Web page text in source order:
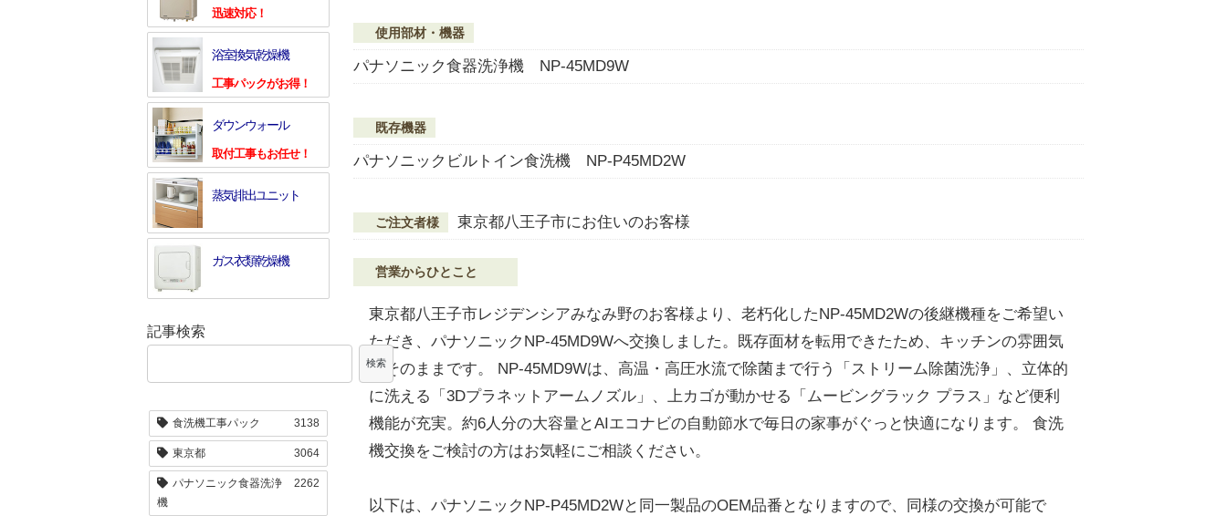
使用部材・機器
パナソニック食器洗浄機 NP-45MD9W
既存機器
パナソニックビルトイン食洗機 NP-P45MD2W
ご注文者様 東京都八王子市にお住いのお客様
営業からひとこと
東京都八王子市レジデンシアみなみ野のお客様より、老朽化したNP-45MD2Wの後継機種をご希望い
ただき、パナソニックNP-45MD9Wへ交換しました。既存面材を転用できたため、キッチンの雰囲気
はそのままです。 NP-45MD9Wは、高温・高圧水流で除菌まで行う「ストリーム除菌洗浄」、立体的
に洗える「3Dプラネットアームノズル」、上カゴが動かせる「ムービングラック プラス」など便利
機能が充実。約6人分の大容量とAIエコナビの自動節水で毎日の家事がぐっと快適になります。 食洗
機交換をご検討の方はお気軽にご相談ください。
以下は、パナソニックNP-P45MD2Wと同一製品のOEM品番となりますので、同様の交換が可能で
迅速対応！
浴室換気乾燥機
工事パックがお得！
ダウンウォール
取付工事もお任せ！
蒸気排出ユニット
ガス衣類乾燥機
記事検索
検索
食洗機工事パック 3138
東京都 3064
パナソニック食器洗浄
機
2262